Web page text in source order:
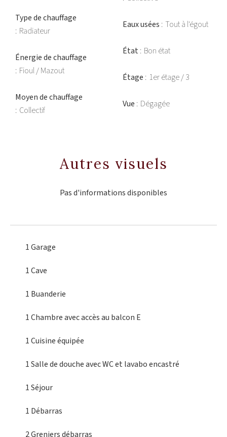
Type de chauffage
Radiateur
Énergie de chauffage
Fioul / Mazout
Moyen de chauffage
Collectif
Eaux usées Tout à l'égout
État Bon état
Étage 1er étage / 3
Vue Dégagée
Autres visuels
Pas d'informations disponibles
1 Garage
1 Cave
1 Buanderie
1 Chambreavec accès au balcon E
1 Cuisineéquipée
1 Salle de doucheavec WC et lavabo encastré
1 Séjour
1 Débarras
2 Greniersdébarras